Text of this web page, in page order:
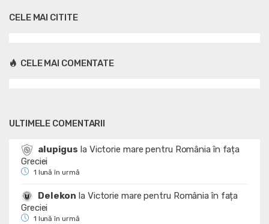
CELE MAI CITITE
CELE MAI COMENTATE
ULTIMELE COMENTARII
alupigus la Victorie mare pentru România în fața
Greciei
1 lună în urmă
Delekon la Victorie mare pentru România în fața
Greciei
1 lună în urmă